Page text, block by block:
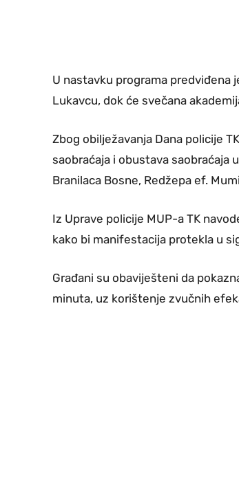
U nastavku programa predviđena
Lukavcu, dok će svečana
Zbog obilježavanja Dana policije
saobraćaja i obustava saobraćaja
Branilaca Bosne, Redžepa ef.
Iz Uprave policije MUP-a TK
kako bi manifestacija protekla u
Građani su obaviješteni da
minuta, uz korištenje zvučnih